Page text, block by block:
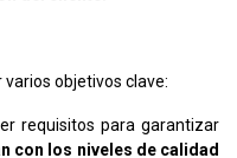
varios objetivos clave:
requisitos para garantizar
con los niveles de calidad